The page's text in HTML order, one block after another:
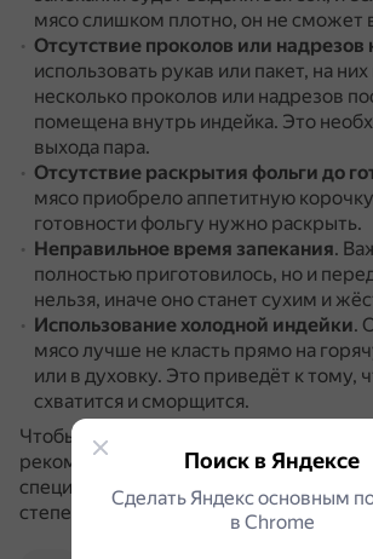
мясо слишком плотно, он не сможет
Отсутствие проколов или надрезов
использовать рукав или пакет, на
несколько проколов или надрезов
помещена внутрь индейка. Это
выхода пара.
Отсутствие раскрытия фольги до
мясо приобрело аппетитную
готовности фольгу нужно раскрыть.
Неправильное время запекания.
полностью приготовилось, но и
нельзя, иначе оно станет сухим и
Использование холодной индейки.
мясо лучше не класть прямо на
или в духовку. Это приведёт к тому,
схватится и сморщится.
Чтобы избежать ошибок,
рекомендациям по приготовлению и
специальный термощуп для
степени готовности птицы.
Поиск в Яндексе
Сделать Яндекс основным
в Сhrome